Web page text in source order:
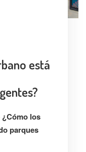
está
¿Cómo los
parques